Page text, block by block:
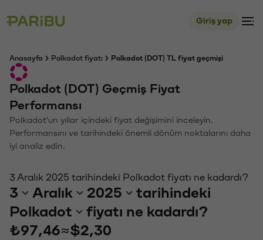
Giriş yap
Anasayfa Polkadot fiyatı Polkadot (DOT) TL fiyat geçmişi
Polkadot (DOT) Geçmiş Fiyat
Performansı
Polkadot'un yıllar içindeki fiyat değişimini inceleyin.
Performansını ve tarihindeki önemli dönüm noktalarını daha
iyi analiz edin.
3 Aralık 2025 tarihindeki Polkadot fiyatı ne kadardı?
3 Aralık 2025
tarihindeki
Polkadot
fiyatı ne kadardı?
₺97,46≈$2,30